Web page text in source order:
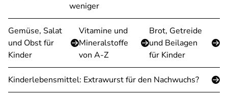
weniger
Gemüse, Salat
und Obst für
Kinder
Vitamine und
Mineralstoffe
von A-Z
Brot, Getreide
und Beilagen
für Kinder
Kinderlebensmittel: Extrawurst für den Nachwuchs?